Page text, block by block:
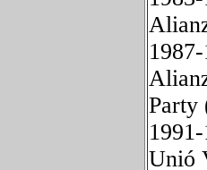
Party
Unió